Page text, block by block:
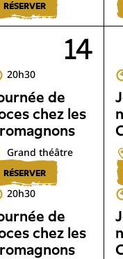
RÉSERVER
14
20h30
de
chez les
Grand théâtre
RÉSERVER
20h30
de
chez les